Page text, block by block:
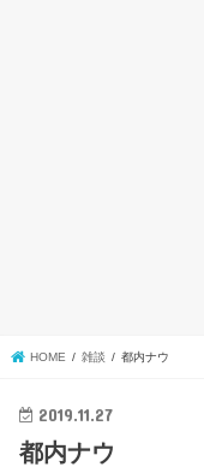
HOME 雑談 都内ナウ
2019.11.27
都内ナウ